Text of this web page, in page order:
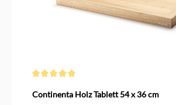
Continenta Holz Tablett 54 x 36 cm